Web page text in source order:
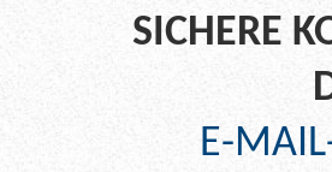
SICHERE
E-